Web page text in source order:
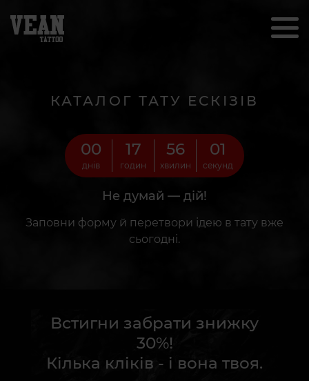
КАТАЛОГ ТАТУ ЕСКІЗІВ
00
днів
17
годин
55
хвилин
59
секунд
Не думай — дій!
Заповни форму й перетвори ідею в тату вже
сьогодні.
Встигни забрати знижку
30%!
Кілька кліків - і вона твоя.